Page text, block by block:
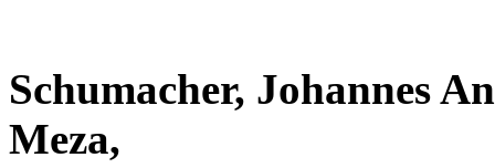
Schumacher, Johannes
Meza,